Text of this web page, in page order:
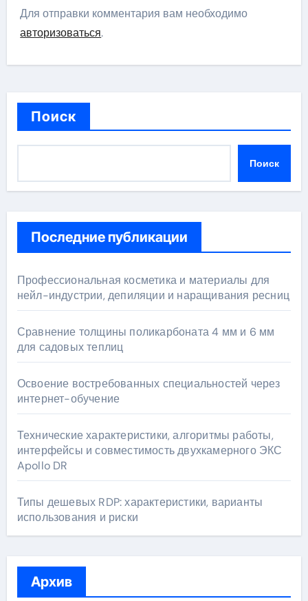
Для отправки комментария вам необходимо
авторизоваться.
Поиск
Поиск
Последние публикации
Профессиональная косметика и материалы для
нейл-индустрии, депиляции и наращивания ресниц
Сравнение толщины поликарбоната 4 мм и 6 мм
для садовых теплиц
Освоение востребованных специальностей через
интернет-обучение
Технические характеристики, алгоритмы работы,
интерфейсы и совместимость двухкамерного ЭКС
Apollo DR
Типы дешевых RDP: характеристики, варианты
использования и риски
Архив